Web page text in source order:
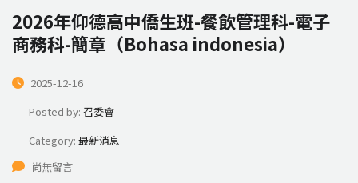
2026年仰德高中僑生班-餐飲管理科-電子
商務科-簡章（Bohasa indonesia）
2025-12-16
Posted by: 召委會
Category: 最新消息
尚無留言